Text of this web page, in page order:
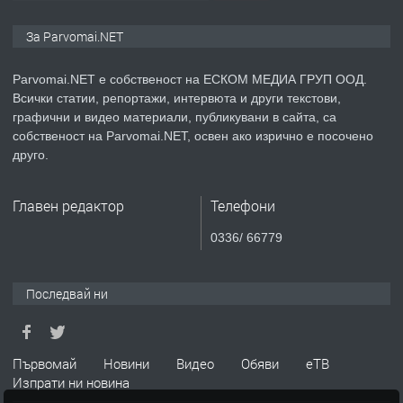
преди 1 година
ПРЕДЛАГА
преди 1 година
За Parvomai.NET
Parvomai.NET е собственост на ЕСКОМ МЕДИА ГРУП ООД.
Всички статии, репортажи, интервюта и други текстови,
графични и видео материали, публикувани в сайта, са
собственост на Parvomai.NET, освен ако изрично е посочено
друго.
Главен редактор Телефони
0336/ 66779
Последвай ни
Първомай Новини Видео Обяви
еТВ
Изпрати ни новина